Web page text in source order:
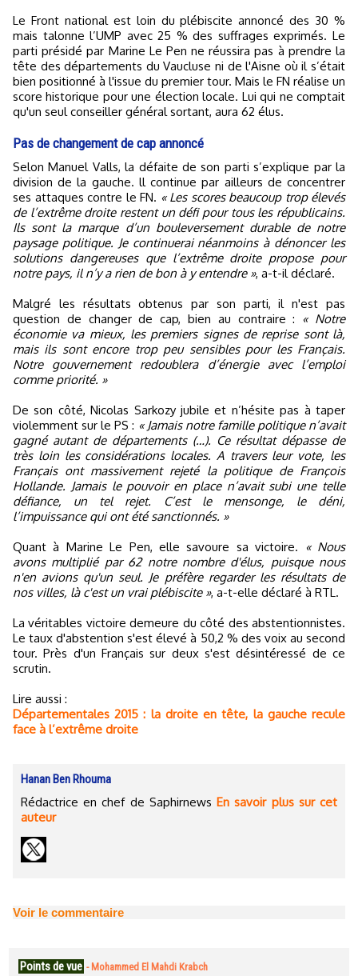
Le Front national est loin du plébiscite annoncé des 30 %
mais talonne l’UMP avec 25 % des suffrages exprimés. Le
parti présidé par Marine Le Pen ne réussira pas à prendre la
tête des départements du Vaucluse ni de l'Aisne où il s’était
bien positionné à l'issue du premier tour. Mais le FN réalise un
score historique pour une élection locale. Lui qui ne comptait
qu'un seul conseiller général sortant, aura 62 élus.
Pas de changement de cap annoncé
Selon Manuel Valls, la défaite de son parti s’explique par la
division de la gauche. ll continue par ailleurs de concentrer
ses attaques contre le FN. « Les scores beaucoup trop élevés
de l’extrême droite restent un défi pour tous les républicains.
Ils sont la marque d’un bouleversement durable de notre
paysage politique. Je continuerai néanmoins à dénoncer les
solutions dangereuses que l’extrême droite propose pour
notre pays, il n’y a rien de bon à y entendre », a-t-il déclaré.
Malgré les résultats obtenus par son parti, il n'est pas
question de changer de cap, bien au contraire : « Notre
économie va mieux, les premiers signes de reprise sont là,
mais ils sont encore trop peu sensibles pour les Français.
Notre gouvernement redoublera d’énergie avec l’emploi
comme priorité. »
De son côté, Nicolas Sarkozy jubile et n’hésite pas à taper
violemment sur le PS : « Jamais notre famille politique n’avait
gagné autant de départements (…). Ce résultat dépasse de
très loin les considérations locales. A travers leur vote, les
Français ont massivement rejeté la politique de François
Hollande. Jamais le pouvoir en place n’avait subi une telle
défiance, un tel rejet. C’est le mensonge, le déni,
l’impuissance qui ont été sanctionnés. »
Quant à Marine Le Pen, elle savoure sa victoire.
« Nous
avons multiplié par 62 notre nombre d'élus, puisque nous
n'en avions qu'un seul. Je préfère regarder les résultats de
nos villes, là c'est un vrai plébiscite », a-t-elle déclaré à RTL.
La véritables victoire demeure du côté des abstentionnistes.
Le taux d'abstention s'est élevé à 50,2 % des voix au second
tour. Près d'un Français sur deux s'est désintéressé de ce
scrutin.
Lire aussi :
Départementales 2015 : la droite en tête, la gauche recule
face à l’extrême droite
Hanan Ben Rhouma
Rédactrice en chef de SaphirnewsEn savoir plus sur cet
auteur
Voir le commentaire
Points de vue - Mohammed El Mahdi Krabch